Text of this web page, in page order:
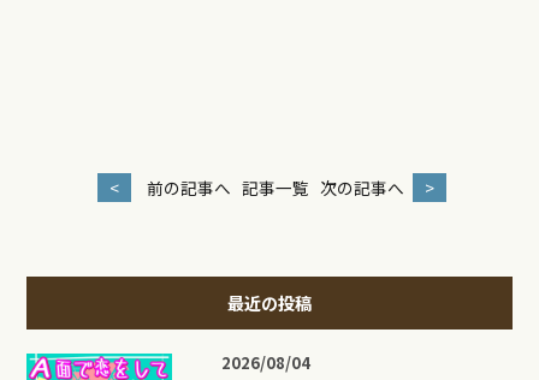
< 前の記事へ 記事一覧 次の記事へ >
最近の投稿
2026/08/04